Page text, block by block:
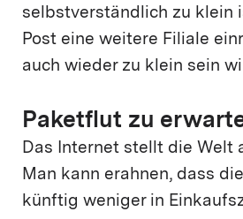
selbstverständlich zu klein
Post eine weitere Filiale
auch wieder zu klein sein
Paketflut zu
Das Internet stellt die Welt
Man kann erahnen, dass
künftig weniger in